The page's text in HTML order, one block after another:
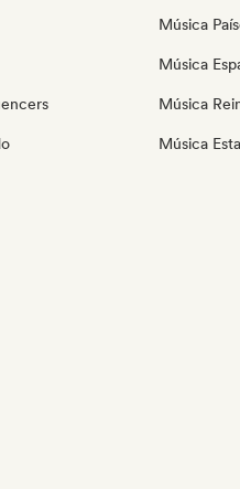
Música
Música
Música
Música